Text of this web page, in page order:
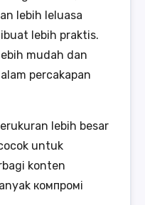
lebih leluasa
lebih praktis.
mudah dan
percakapan
lebih besar
untuk
konten
компромi